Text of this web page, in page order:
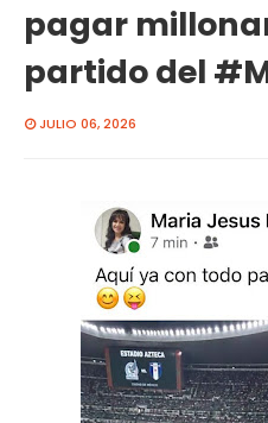
pagar
partido del
JULIO 06, 2026